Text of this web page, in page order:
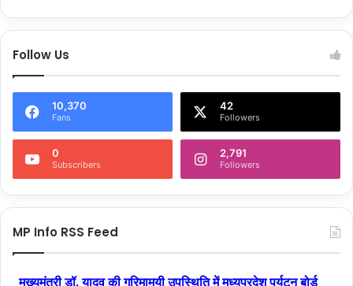
Follow Us
10,370
Fans
42
Followers
0
Subscribers
2,791
Followers
MP Info RSS Feed